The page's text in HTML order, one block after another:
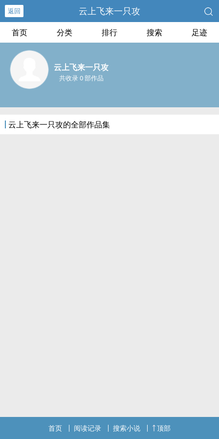
返回 云上飞来一只攻
首页 分类 排行 搜索 足迹
云上飞来一只攻
共收录 0 部作品
云上飞来一只攻的全部作品集
首页 阅读记录 搜索小说 顶部